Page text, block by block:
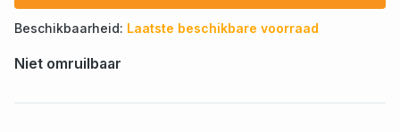
Beschikbaarheid: Laatste beschikbare voorraad
Niet omruilbaar